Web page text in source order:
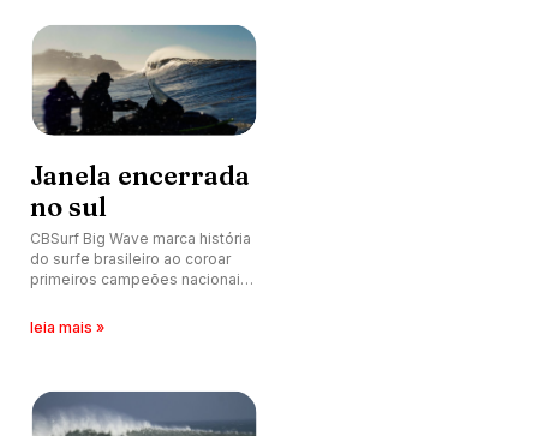
Janela encerrada
no sul
CBSurf Big Wave marca história
do surfe brasileiro ao coroar
primeiros campeões nacionais
sobre evento e análises.
leia mais »